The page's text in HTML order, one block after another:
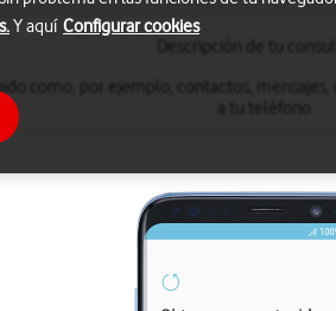
como, por ejemplo, contactos,
Y aquí Configurar cookies